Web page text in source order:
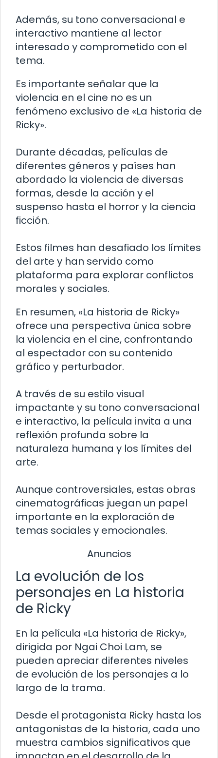
Además, su tono conversacional e
interactivo mantiene al lector
interesado y comprometido con el
tema.
Es importante señalar que la
violencia en el cine no es un
fenómeno exclusivo de «La historia de
Ricky».
Durante décadas, películas de
diferentes géneros y países han
abordado la violencia de diversas
formas, desde la acción y el
suspenso hasta el horror y la ciencia
ficción.
Estos filmes han desafiado los límites
del arte y han servido como
plataforma para explorar conflictos
morales y sociales.
En resumen, «La historia de Ricky»
ofrece una perspectiva única sobre
la violencia en el cine, confrontando
al espectador con su contenido
gráfico y perturbador.
A través de su estilo visual
impactante y su tono conversacional
e interactivo, la película invita a una
reflexión profunda sobre la
naturaleza humana y los límites del
arte.
Aunque controversiales, estas obras
cinematográficas juegan un papel
importante en la exploración de
temas sociales y emocionales.
Anuncios
La evolución de los
personajes en La historia
de Ricky
En la película «La historia de Ricky»,
dirigida por Ngai Choi Lam, se
pueden apreciar diferentes niveles
de evolución de los personajes a lo
largo de la trama.
Desde el protagonista Ricky hasta los
antagonistas de la historia, cada uno
muestra cambios significativos que